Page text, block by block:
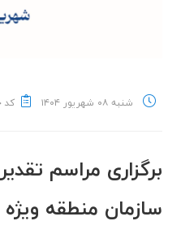
شنبه ۰۸ شهریور ۱۴۰۴ کد
برگزاری مراسم
سازمان منطقه